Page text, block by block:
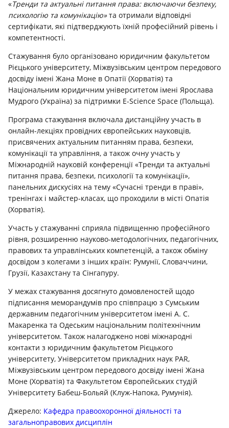
«Тренди та актуальні питання права: включаючи безпеку,
психологію та комунікацію»та отримали відповідні
сертифікати, які підтверджують їхній професійний рівень і
компетентності.
Стажування було організовано юридичним факультетом
Рієцького університету, Міжвузівським центром передового
досвіду імені Жана Моне в Опатії (Хорватія) та
Національним юридичним університетом імені Ярослава
Мудрого (Україна) за підтримки E-Science Space (Польща).
Програма стажування включала дистанційну участь в
онлайн-лекціях провідних європейських науковців,
присвячених актуальним питанням права, безпеки,
комунікації та управління, а також очну участь у
Міжнародній науковій конференції «Тренди та актуальні
питання права, безпеки, психології та комунікації»,
панельних дискусіях на тему «Сучасні тренди в праві»,
тренінгах і майстер-класах, що проходили в місті Опатія
(Хорватія).
Участь у стажуванні сприяла підвищенню професійного
рівня, розширенню науково-методологічних, педагогічних,
правових та управлінських компетенцій, а також обміну
досвідом з колегами з інших країн: Румунії, Словаччини,
Грузії, Казахстану та Сінгапуру.
У межах стажування досягнуто домовленостей щодо
підписання меморандумів про співпрацю з Сумським
державним педагогічним університетом імені А. С.
Макаренка та Одеським національним політехнічним
університетом. Також налагоджено нові міжнародні
контакти з юридичним факультетом Рієцького
університету, Університетом прикладних наук PAR,
Міжвузівським центром передового досвіду імені Жана
Моне (Хорватія) та Факультетом Європейських студій
Університету Бабеш-Больяй (Клуж-Напока, Румунія).
Джерело: Кафедра правоохоронної діяльності та
загальноправових дисциплін